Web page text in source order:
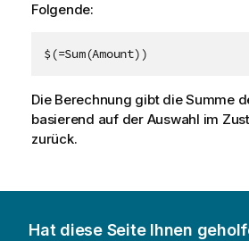
Folgende:
$(=Sum(Amount))
Die Berechnung gibt die Summe
basierend auf der Auswahl im
zurück.
Hat diese Seite Ihnen